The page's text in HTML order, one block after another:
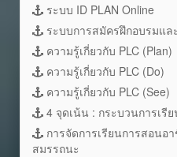
ระบบ ID PLAN Online
ระบบการสมัครฝึกอบรมแ
ความรู้เกี่ยวกับ PLC (Plan)
ความรู้เกี่ยวกับ PLC (Do)
ความรู้เกี่ยวกับ PLC (See)
4 จุดเน้น : กระบวนการเรี
การจัดการเรียนการสอนอ
สมรรถนะ